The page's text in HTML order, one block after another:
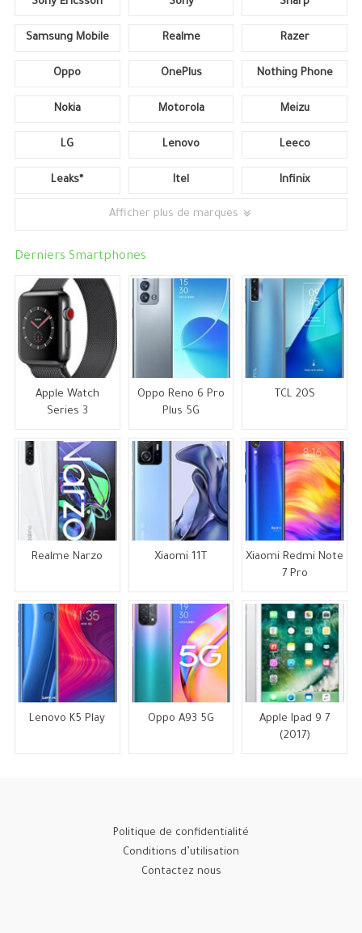
Samsung Mobile Realme Razer
Oppo OnePlus Nothing Phone
Nokia Motorola Meizu
LG Lenovo Leeco
Leaks* Itel Infinix
Afficher plus de marques
Derniers Smartphones
Apple Watch
Series 3
Oppo Reno 6 Pro
Plus 5G
TCL 20S
Realme Narzo Xiaomi 11T
Xiaomi Redmi Note
7 Pro
Lenovo K5 Play Oppo A93 5G
Apple Ipad 9 7
(2017)
Politique de confidentialité
Conditions d’utilisation
Contactez nous